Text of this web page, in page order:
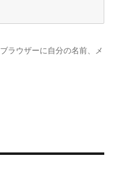
ラウザーに自分の名前、メ